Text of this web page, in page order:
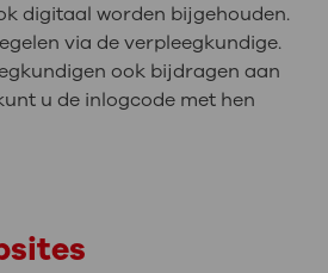
digitaal worden bijgehouden.
via de verpleegkundige.
ook bijdragen aan
u de inlogcode met hen